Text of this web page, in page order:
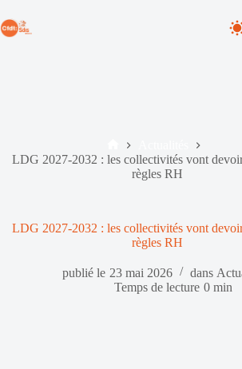
au
contenu
Accueil
LDG 2027-2032 : les collectivités vont
règles RH
LDG 2027-2032 : les collectivités vont
règles RH
publié le 23 mai 2026 dans
Temps de lecture 0 min